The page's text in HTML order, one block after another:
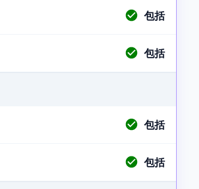
包括
包括
包括
包括